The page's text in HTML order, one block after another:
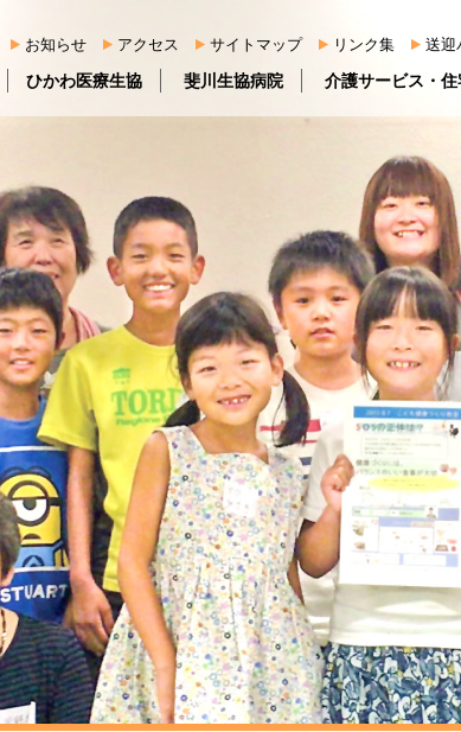
お知らせ アクセス サイトマップ リンク集 送迎
ひかわ医療生協 斐川生協病院 介護サービス・住